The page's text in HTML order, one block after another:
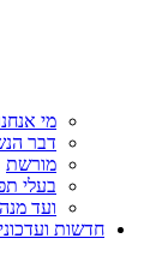
מי
דבר
מורשת
בעלי
ועד
חדשות